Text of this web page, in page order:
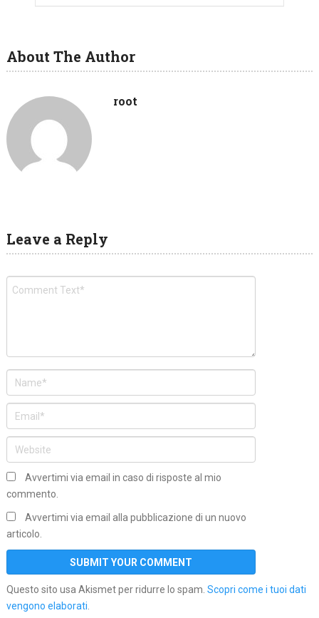
About The Author
root
Leave a Reply
Avvertimi via email in caso di risposte al mio
commento.
Avvertimi via email alla pubblicazione di un nuovo
articolo.
Questo sito usa Akismet per ridurre lo spam. Scopri come i tuoi dati
vengono elaborati.